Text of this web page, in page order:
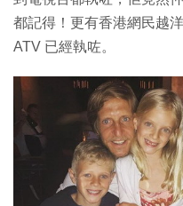
都記得！更有香港網民越
ATV 已經執咗。